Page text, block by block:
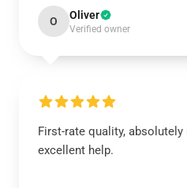
O Oliver
Verified owner
First-rate quality, absolutely
excellent help.